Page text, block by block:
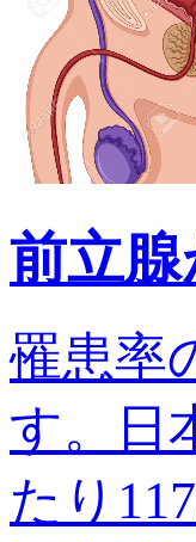
前立
罹患率
す。日
たり